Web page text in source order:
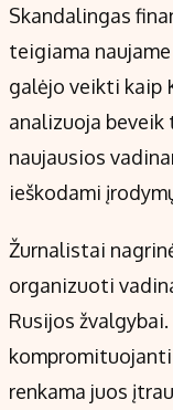
Apie mus
Redakcijos politika
Privatumo politika
Turinio žymėjimo
Kontaktai
Regionų naujienos
Skandalingas
teigiama
galėjo veikti kaip
analizuoja
naujausios
ieškodami
Žurnalistai
organizuoti
Rusijos
renkama juos